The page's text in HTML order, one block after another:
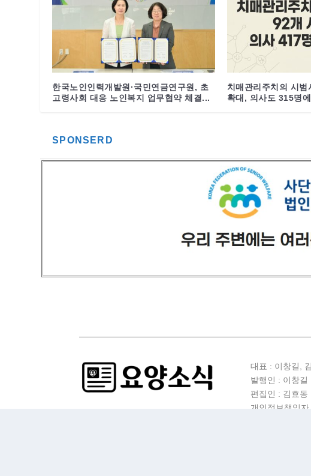
한국노인인력개발원·국민연금연구원, 초
고령사회 대응 노인복지 업무협약 체결...
치매관리주치의 시
확대, 의사도 315명
SPONSERD
대표 : 이창길,
발행인 : 이창길
편집인 : 김효동
개인정보책임자